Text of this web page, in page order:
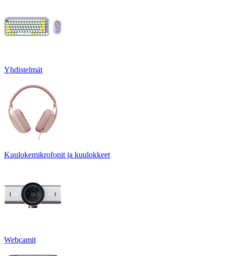
Yhdistelmät
Kuulokemikrofonit ja kuulokkeet
Webcamit